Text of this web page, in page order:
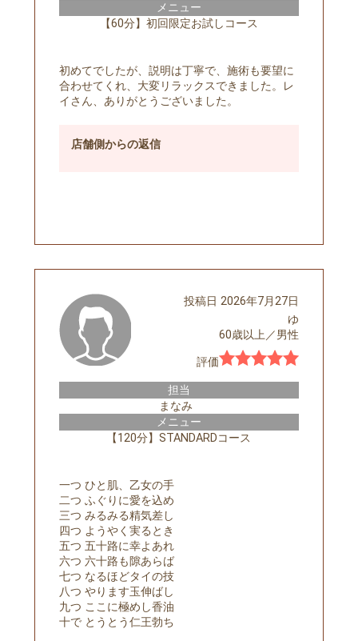
メニュー
【60分】初回限定お試しコース
初めてでしたが、説明は丁寧で、施術も要望に
合わせてくれ、大変リラックスできました。レ
イさん、ありがとうございました。
店舗側からの返信
ゆ
60歳以上／男性
投稿日2026年7月27日
評価
担当
まなみ
メニュー
【120分】STANDARDコース
一つ ひと肌、乙女の手
二つ ふぐりに愛を込め
三つ みるみる精気差し
四つ ようやく実るとき
五つ 五十路に幸よあれ
六つ 六十路も隙あらば
七つ なるほどタイの技
八つ やります玉伸ばし
九つ ここに極めし香油
十で とうとう仁王勃ち